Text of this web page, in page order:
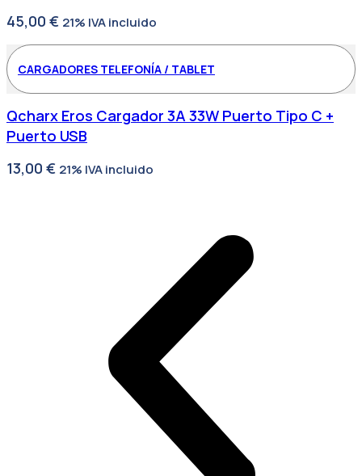
45,00 € 21% IVA incluido
CARGADORES TELEFONÍA / TABLET
Qcharx Eros Cargador 3A 33W Puerto Tipo C +
Puerto USB
13,00 € 21% IVA incluido